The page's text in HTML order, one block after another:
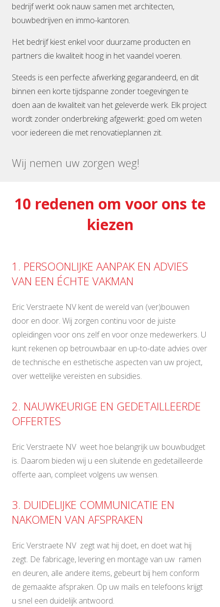
bedrijf werkt ook nauw samen met architecten,
bouwbedrijven en immo-kantoren.
Het bedrijf kiest enkel voor duurzame producten en
partners die kwaliteit hoog in het vaandel voeren.
Steeds is een perfecte afwerking gegarandeerd, en dit
binnen een korte tijdspanne zonder toegevingen te
doen aan de kwaliteit van het geleverde werk. Elk project
wordt zonder onderbreking afgewerkt: goed om weten
voor iedereen die met renovatieplannen zit.
Wij nemen uw zorgen weg!
10 redenen om voor ons te
kiezen
1. PERSOONLIJKE AANPAK EN ADVIES
VAN EEN ÉCHTE VAKMAN
Eric Verstraete NV kent de wereld van (ver)bouwen
door en door. Wij zorgen continu voor de juiste
opleidingen voor ons zelf en voor onze medewerkers. U
kunt rekenen op betrouwbaar en up-to-date advies over
de technische en esthetische aspecten van uw project,
over wettelijke vereisten en subsidies.
2. NAUWKEURIGE EN GEDETAILLEERDE
OFFERTES
Eric Verstraete NV weet hoe belangrijk uw bouwbudget
is. Daarom bieden wij u een sluitende en gedetailleerde
offerte aan, compleet volgens uw wensen.
3. DUIDELIJKE COMMUNICATIE EN
NAKOMEN VAN AFSPRAKEN
Eric Verstraete NV zegt wat hij doet, en doet wat hij
zegt. De fabricage, levering en montage van uw ramen
en deuren, alle andere items, gebeurt bij hem conform
de gemaakte afspraken. Op uw mails en telefoons krijgt
u snel een duidelijk antwoord.